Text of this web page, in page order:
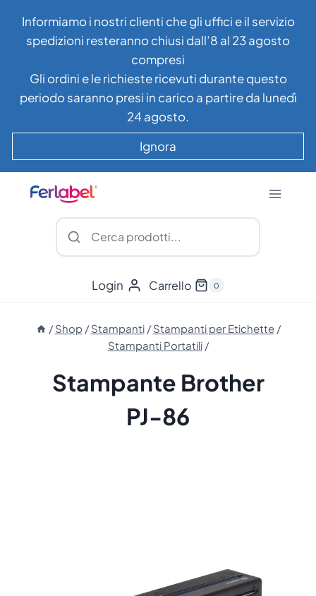
contenuto
Informiamo i nostri clienti che gli uffici e il servizio
spedizioni resteranno chiusi dall’8 al 23 agosto
compresi
Gli ordini e le richieste ricevuti durante questo
periodo saranno presi in carico a partire da lunedì
24 agosto.
Ignora
Login Carrello 0
/ Shop / Stampanti / Stampanti per Etichette /
Stampanti Portatili /
Stampante Brother
PJ-86